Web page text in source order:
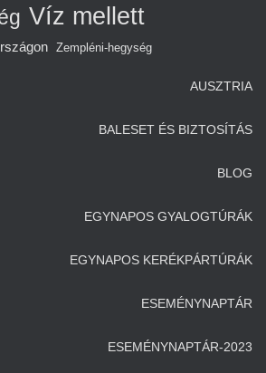
Víz mellett
Zempléni-hegység
AUSZTRIA
BALESET ÉS BIZTOSÍTÁS
BLOG
EGYNAPOS GYALOGTÚRÁK
EGYNAPOS KERÉKPÁRTÚRÁK
ESEMÉNYNAPTÁR
ESEMÉNYNAPTÁR-2023